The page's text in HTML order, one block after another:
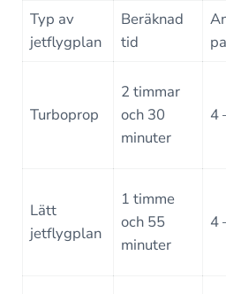
Typ av
jetflygplan
Beräknad
tid
Turboprop
2 timmar
och 30
minuter
4
Lätt
jetflygplan
1 timme
och 55
minuter
4